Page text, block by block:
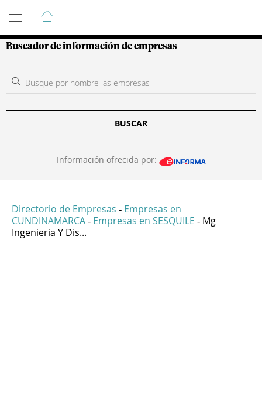
Guía de Empresas Colombianas
Buscador de información de empresas
BUSCAR
Información ofrecida por:
Directorio de Empresas - Empresas en
CUNDINAMARCA - Empresas en SESQUILE - Mg
Ingenieria Y Dis...